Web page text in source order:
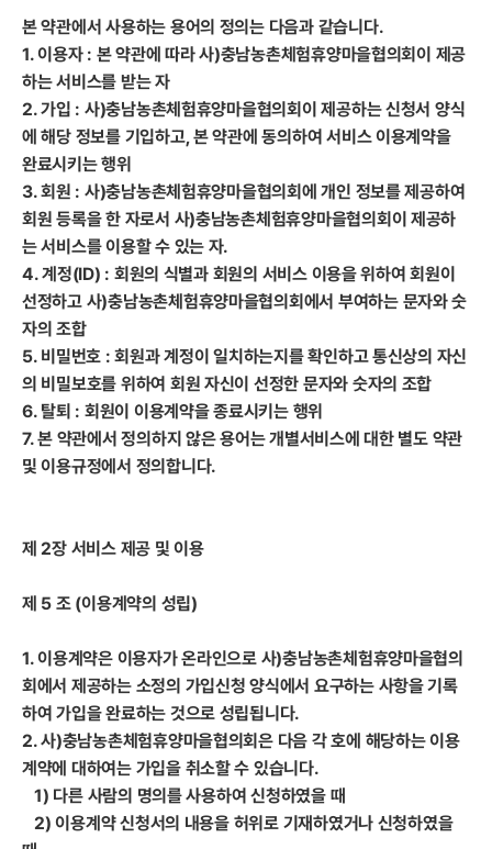
본 약관에서 사용하는 용어의 정의는 다음과 같습니다.
1. 이용자 : 본 약관에 따라 사)충남농촌체험휴양마을협의회이 제공
하는 서비스를 받는 자
2. 가입 : 사)충남농촌체험휴양마을협의회이 제공하는 신청서 양식
에 해당 정보를 기입하고, 본 약관에 동의하여 서비스 이용계약을
완료시키는 행위
3. 회원 : 사)충남농촌체험휴양마을협의회에 개인 정보를 제공하여
회원 등록을 한 자로서 사)충남농촌체험휴양마을협의회이 제공하
는 서비스를 이용할 수 있는 자.
4. 계정(ID) : 회원의 식별과 회원의 서비스 이용을 위하여 회원이
선정하고 사)충남농촌체험휴양마을협의회에서 부여하는 문자와 숫
자의 조합
5. 비밀번호 : 회원과 계정이 일치하는지를 확인하고 통신상의 자신
의 비밀보호를 위하여 회원 자신이 선정한 문자와 숫자의 조합
6. 탈퇴 : 회원이 이용계약을 종료시키는 행위
7. 본 약관에서 정의하지 않은 용어는 개별서비스에 대한 별도 약관
및 이용규정에서 정의합니다.
제 2장 서비스 제공 및 이용
제 5 조 (이용계약의 성립)
1. 이용계약은 이용자가 온라인으로 사)충남농촌체험휴양마을협의
회에서 제공하는 소정의 가입신청 양식에서 요구하는 사항을 기록
하여 가입을 완료하는 것으로 성립됩니다.
2. 사)충남농촌체험휴양마을협의회은 다음 각 호에 해당하는 이용
계약에 대하여는 가입을 취소할 수 있습니다.
1) 다른 사람의 명의를 사용하여 신청하였을 때
2) 이용계약 신청서의 내용을 허위로 기재하였거나 신청하였을